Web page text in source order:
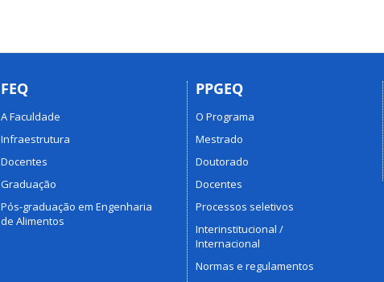
FEQ
A Faculdade
Infraestrutura
Docentes
Graduação
Pós-graduação em Engenharia
de Alimentos
PPGEQ
O Programa
Mestrado
Doutorado
Docentes
Processos seletivos
Interinstitucional /
Internacional
Normas e regulamentos